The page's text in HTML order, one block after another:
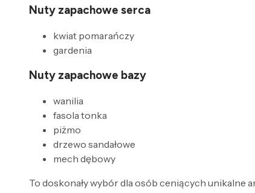
Nuty zapachowe serca
kwiat pomarańczy
gardenia
Nuty zapachowe bazy
wanilia
fasola tonka
piżmo
drzewo sandałowe
mech dębowy
To doskonały wybór dla osób ceniących unikalne